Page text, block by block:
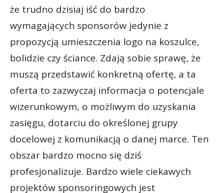
że trudno dzisiaj iść do bardzo
wymagających sponsorów jedynie z
propozycją umieszczenia logo na koszulce,
bolidzie czy ściance. Zdają sobie sprawę, że
muszą przedstawić konkretną ofertę, a ta
oferta to zazwyczaj informacja o potencjale
wizerunkowym, o możliwym do uzyskania
zasięgu, dotarciu do określonej grupy
docelowej z komunikacją o danej marce. Ten
obszar bardzo mocno się dziś
profesjonalizuje. Bardzo wiele ciekawych
projektów sponsoringowych jest